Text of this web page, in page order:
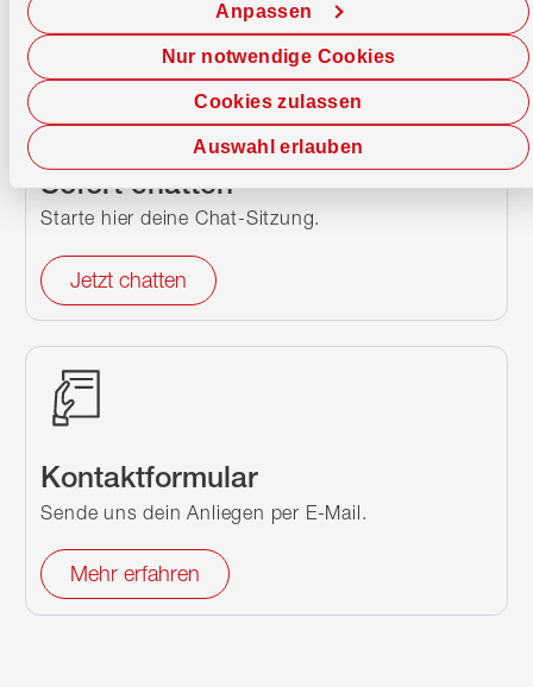
Cookies zulassen
Anpassen
Auswahl erlauben
Nur notwendige Cookies
Sofort chatten
Starte hier deine Chat-Sitzung.
Jetzt chatten
Kontaktformular
Sende uns dein Anliegen per E-Mail.
Mehr erfahren